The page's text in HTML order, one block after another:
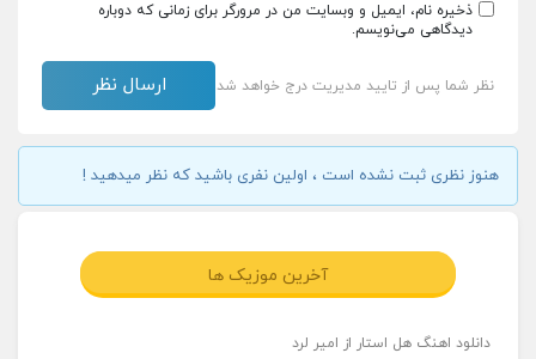
ذخیره نام، ایمیل و وبسایت من در مرورگر برای زمانی که دوباره
دیدگاهی می‌نویسم.
نظر شما پس از تایید مدیریت درج خواهد شد
هنوز نظری ثبت نشده است ، اولین نفری باشید که نظر میدهید !
آخرین موزیک ها
دانلود اهنگ هل استار از امیر لرد